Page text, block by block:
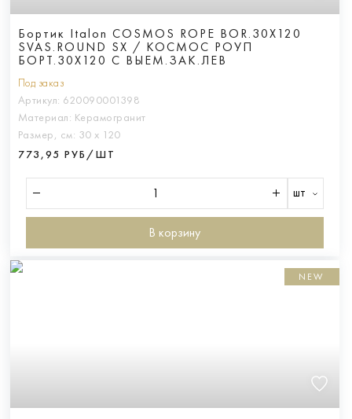
Бортик Italon COSMOS ROPE BOR.30X120
SVAS.ROUND SX / КОСМОС РОУП
БОРТ.30X120 С ВЫЕМ.ЗАК.ЛЕВ
Под заказ
Артикул: 620090001398
Материал: Керамогранит
Размер, см: 30 х 120
773,95 РУБ/ШТ
шт
В корзину
NEW